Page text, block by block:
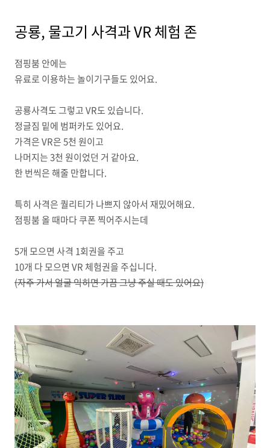
공룡, 물고기 사격과 VR 체험 존
점핑붐 안에는
유료로 이용하는 놀이기구들도 있어요.
공룡사격도 그렇고 VR도 있습니다.
정글짐 밑에 범퍼카도 있어요.
가격은 VR은 5천 원이고
나머지는 3천 원이었던 거 같아요.
한 번씩은 해줄 만합니다.
특히 사격은 퀄리티가 나쁘지 않아서 재밌어해요.
점핑붐 올 때마다 쿠폰 찍어주시는데
5개 모으면 사격 1회권을 주고
10개 다 모으면 VR 체험권을 주십니다.
(자주 가서 얼굴 익히면 가끔 그냥 주실 때도 있어요)